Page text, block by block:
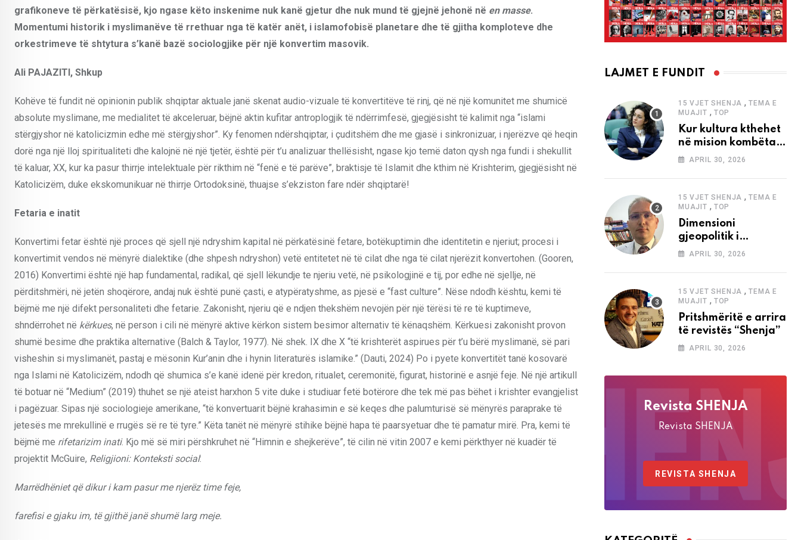
grafikoneve të përkatësisë, kjo ngase këto inskenime nuk kanë gjetur dhe nuk mund të gjejnë jehonë në en masse.
Momentumi historik i myslimanëve të rrethuar nga të katër anët, i islamofobisë planetare dhe të gjitha komploteve dhe
orkestrimeve të shtytura s’kanë bazë sociologjike për një konvertim masovik.
Ali PAJAZITI, Shkup
Kohëve të fundit në opinionin publik shqiptar aktuale janë skenat audio-vizuale të konvertitëve të rinj, që në një komunitet me shumicë
absolute myslimane, me medialitet të akceleruar, bëjnë aktin kufitar antroplogjik të ndërrimfesë, gjegjësisht të kalimit nga “islami
stërgjyshor në katolicizmin edhe më stërgjyshor”. Ky fenomen ndërshqiptar, i çuditshëm dhe me gjasë i sinkronizuar, i njerëzve që heqin
dorë nga një lloj spiritualiteti dhe kalojnë në një tjetër, është për t’u analizuar thellësisht, ngase kjo temë daton qysh nga fundi i shekullit
të kaluar, XX, kur ka pasur thirrje intelektuale për rikthim në “fenë e të parëve”, braktisje të Islamit dhe kthim në Krishterim, gjegjësisht në
Katolicizëm, duke ekskomunikuar në thirrje Ortodoksinë, thuajse s’ekziston fare ndër shqiptarë!
Fetaria e inatit
Konvertimi fetar është një proces që sjell një ndryshim kapital në përkatësinë fetare, botëkuptimin dhe identitetin e njeriut; procesi i
konvertimit vendos në mënyrë dialektike (dhe shpesh ndryshon) vetë entitetet në të cilat dhe nga të cilat njerëzit konvertohen. (Gooren,
2016) Konvertimi është një hap fundamental, radikal, që sjell lëkundje te njeriu vetë, në psikologjinë e tij, por edhe në sjellje, në
përditshmëri, në jetën shoqërore, andaj nuk është punë çasti, e atypëratyshme, as pjesë e “fast culture”. Nëse ndodh kështu, kemi të
bëjmë me një difekt personaliteti dhe fetarie. Zakonisht, njeriu që e ndjen thekshëm nevojën për një tërësi të re të kuptimeve,
shndërrohet në kërkues, në person i cili në mënyrë aktive kërkon sistem besimor alternativ të kënaqshëm. Kërkuesi zakonisht provon
shumë besime dhe praktika alternative (Balch & Taylor, 1977). Në shek. IX dhe X “të krishterët aspirues për t’u bërë myslimanë, së pari
visheshin si myslimanët, pastaj e mësonin Kur’anin dhe i hynin literaturës islamike.” (Dauti, 2024) Po i pyete konvertitët tanë kosovarë
nga Islami në Katolicizëm, ndodh që shumica s’e kanë idenë për kredon, ritualet, ceremonitë, figurat, historinë e asnjë feje. Në një artikull
të botuar në “Medium” (2019) thuhet se një ateist harxhon 5 vite duke i studiuar fetë botërore dhe tek më pas bëhet i krishter evangjelist
i pagëzuar. Sipas një sociologieje amerikane, “të konvertuarit bëjnë krahasimin e së keqes dhe palumturisë së mënyrës paraprake të
jetesës me mrekullinë e rrugës së re të tyre.” Këta tanët në mënyrë stihike bëjnë hapa të paarsyetuar dhe të pamatur mirë. Pra, kemi të
bëjmë me rifetarizim inati. Kjo më së miri përshkruhet në “Himnin e shejkerëve”, të cilin në vitin 2007 e kemi përkthyer në kuadër të
projektit McGuire, Religjioni: Konteksti social:
Marrëdhëniet që dikur i kam pasur me njerëz time feje,
farefisi e gjaku im, të gjithë janë shumë larg meje.
LAJMET E FUNDIT
15 VJET SHENJA ,TEMA E
MUAJIT , TOP
Kur kultura kthehet
në mision kombëtar
edhe në
APRIL 30, 2026
15 VJET SHENJA ,TEMA E
MUAJIT , TOP
Dimensioni
gjeopolitik i
analizave të Abdi
“Shenja”
APRIL 30, 2026
15 VJET SHENJA ,TEMA E
MUAJIT , TOP
Pritshmëritë e arrira
të revistës “Shenja”
APRIL 30, 2026
Revista SHENJA
Revista SHENJA
REVISTA SHENJA